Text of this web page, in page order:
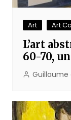
Art Art
L’art
60-70,
Guillaume